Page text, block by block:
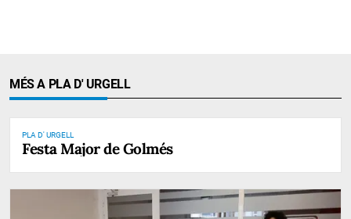
MÉS A PLA D' URGELL
PLA D' URGELL
Festa Major de Golmés